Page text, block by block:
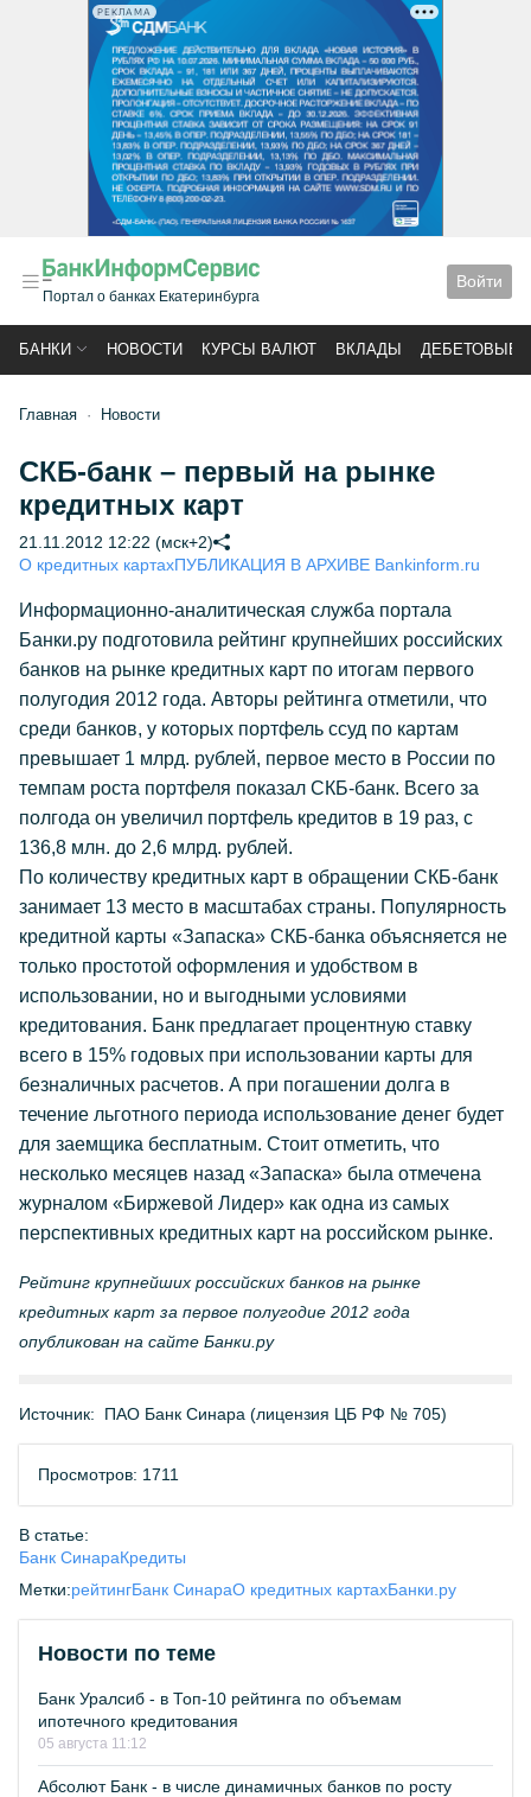
РЕКЛАМА
Портал о банках Екатеринбурга
Войти
БАНКИ НОВОСТИ КУРСЫ ВАЛЮТ ВКЛАДЫ ДЕБЕТОВЫЕ
Главная Новости
СКБ-банк – первый на рынке
кредитных карт
21.11.2012 12:22 (мск+2)
О кредитных картахПУБЛИКАЦИЯ В АРХИВЕ Bankinform.ru
Информационно-аналитическая служба портала
Банки.ру подготовила рейтинг крупнейших российских
банков на рынке кредитных карт по итогам первого
полугодия 2012 года. Авторы рейтинга отметили, что
среди банков, у которых портфель ссуд по картам
превышает 1 млрд. рублей, первое место в России по
темпам роста портфеля показал СКБ-банк. Всего за
полгода он увеличил портфель кредитов в 19 раз, с
136,8 млн. до 2,6 млрд. рублей.
По количеству кредитных карт в обращении СКБ-банк
занимает 13 место в масштабах страны. Популярность
кредитной карты «Запаска» СКБ-банка объясняется не
только простотой оформления и удобством в
использовании, но и выгодными условиями
кредитования. Банк предлагает процентную ставку
всего в 15% годовых при использовании карты для
безналичных расчетов. А при погашении долга в
течение льготного периода использование денег будет
для заемщика бесплатным. Стоит отметить, что
несколько месяцев назад «Запаска» была отмечена
журналом «Биржевой Лидер» как одна из самых
перспективных кредитных карт на российском рынке.
Рейтинг крупнейших российских банков на рынке
кредитных карт за первое полугодие 2012 года
опубликован на сайте Банки.ру
Источник: ПАО Банк Синара (лицензия ЦБ РФ № 705)
Просмотров: 1711
В статье:
Банк СинараКредиты
Метки:рейтингБанк СинараО кредитных картахБанки.ру
Новости по теме
Банк Уралсиб - в Топ-10 рейтинга по объемам
ипотечного кредитования
05 августа 11:12
Абсолют Банк - в числе динамичных банков по росту